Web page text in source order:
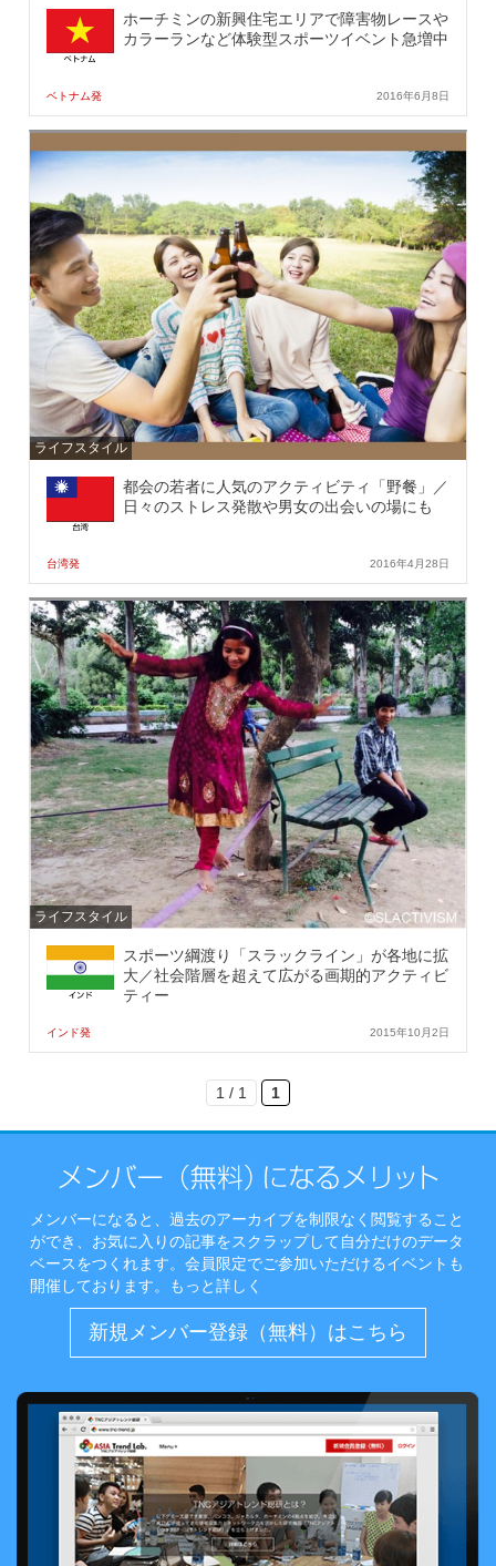
ホーチミンの新興住宅エリアで障害物レースや
カラーランなど体験型スポーツイベント急増中
ベトナム発 2016年6月8日
ライフスタイル
都会の若者に人気のアクティビティ「野餐」／
日々のストレス発散や男女の出会いの場にも
台湾発 2016年4月28日
ライフスタイル
スポーツ綱渡り「スラックライン」が各地に拡
大／社会階層を超えて広がる画期的アクティビ
ティー
インド発 2015年10月2日
1 / 1 1
メンバーになると、過去のアーカイブを制限なく閲覧すること
ができ、お気に入りの記事をスクラップして自分だけのデータ
ベースをつくれます。会員限定でご参加いただけるイベントも
開催しております。
もっと詳しく
新規メンバー登録（無料）はこちら